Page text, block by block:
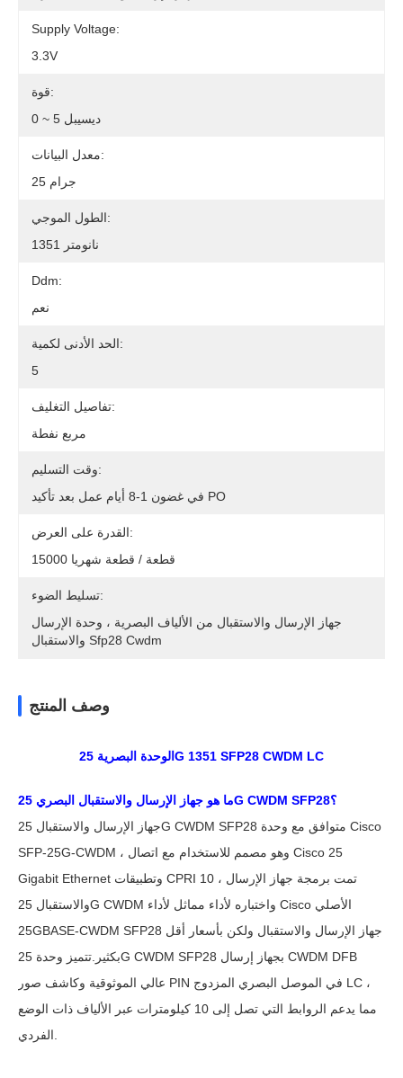
Supply Voltage:
3.3V
قوة:
0 ~ 5 ديسيبل
معدل البيانات:
25 جرام
الطول الموجي:
1351 نانومتر
Ddm:
نعم
الحد الأدنى لكمية:
5
تفاصيل التغليف:
مربع نفطة
وقت التسليم:
في غضون 1-8 أيام عمل بعد تأكيد PO
القدرة على العرض:
15000 قطعة / قطعة شهريا
تسليط الضوء:
جهاز الإرسال والاستقبال من الألياف البصرية ، وحدة الإرسال
والاستقبال Sfp28 Cwdm
وصف المنتج
الوحدة البصرية 25G 1351 SFP28 CWDM LC
ما هو جهاز الإرسال والاستقبال البصري 25G CWDM SFP28؟
جهاز الإرسال والاستقبال 25G CWDM SFP28 متوافق مع وحدة Cisco
SFP-25G-CWDM ، وهو مصمم للاستخدام مع اتصال Cisco 25
Gigabit Ethernet وتطبيقات CPRI 10 ، تمت برمجة جهاز الإرسال
والاستقبال 25G CWDM واختباره لأداء مماثل لأداء Cisco الأصلي
25GBASE-CWDM SFP28 جهاز الإرسال والاستقبال ولكن بأسعار أقل
بكثير.تتميز وحدة 25G CWDM SFP28 بجهاز إرسال CWDM DFB
عالي الموثوقية وكاشف صور PIN في الموصل البصري المزدوج LC ،
مما يدعم الروابط التي تصل إلى 10 كيلومترات عبر الألياف ذات الوضع